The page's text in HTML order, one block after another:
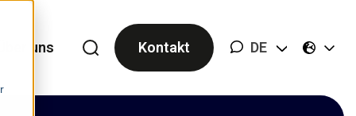
Über uns Kontakt DE